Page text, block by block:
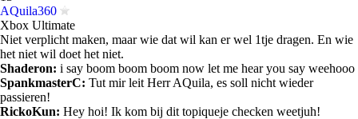
AQuila360
Xbox Ultimate
Niet verplicht maken, maar wie dat wil kan er wel 1tje dragen. En wie
het niet wil doet het niet.
Shaderon: i say boom boom boom now let me hear you say weehooo
SpankmasterC: Tut mir leit Herr AQuila, es soll nicht wieder
passieren!
RickoKun: Hey hoi! Ik kom bij dit topiqueje checken weetjuh!